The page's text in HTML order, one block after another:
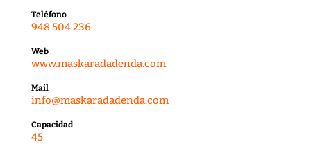
Teléfono
948 504 236
Web
www.maskaradadenda.com
Mail
info@maskaradadenda.com
Capacidad
45